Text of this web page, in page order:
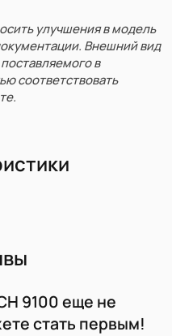
улучшения в модель
Внешний вид
в
соответствовать
9100 еще не
стать первым!